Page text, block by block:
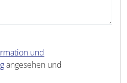
und
angesehen und